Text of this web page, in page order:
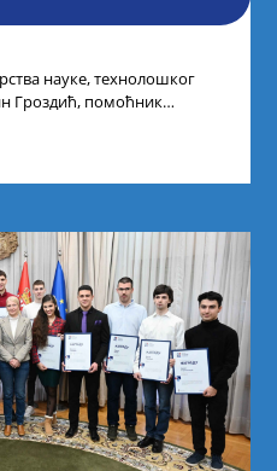
науке, технолошког
Гроздић, помоћник